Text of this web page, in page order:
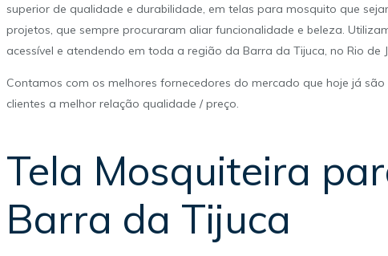
superior de qualidade e durabilidade, em telas para mosquito que
projetos, que sempre procuraram aliar funcionalidade e beleza.
acessível e atendendo em toda a região da Barra da Tijuca, no Rio de
Contamos com os melhores fornecedores do mercado que hoje já
clientes a melhor relação qualidade / preço.
Tela Mosquiteira
Barra da Tijuca